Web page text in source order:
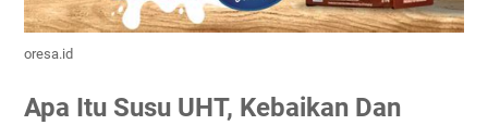
oresa.id
Apa Itu Susu UHT, Kebaikan Dan